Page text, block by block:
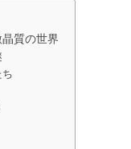
質の世界